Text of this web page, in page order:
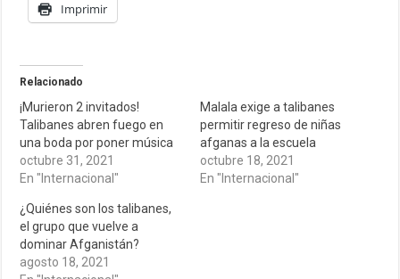
Imprimir
Relacionado
¡Murieron 2 invitados!
Talibanes abren fuego en
una boda por poner música
octubre 31, 2021
En "Internacional"
Malala exige a talibanes
permitir regreso de niñas
afganas a la escuela
octubre 18, 2021
En "Internacional"
¿Quiénes son los talibanes,
el grupo que vuelve a
dominar Afganistán?
agosto 18, 2021